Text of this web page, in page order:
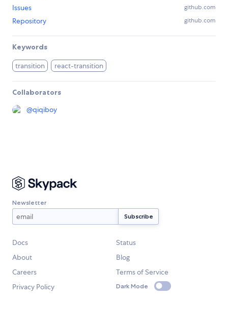
Issues github.com
Repository github.com
Keywords
transition react-transition
Collaborators
@qiqiboy
Newsletter
Docs
Status
About
Blog
Careers
Terms of Service
Privacy Policy
Dark Mode